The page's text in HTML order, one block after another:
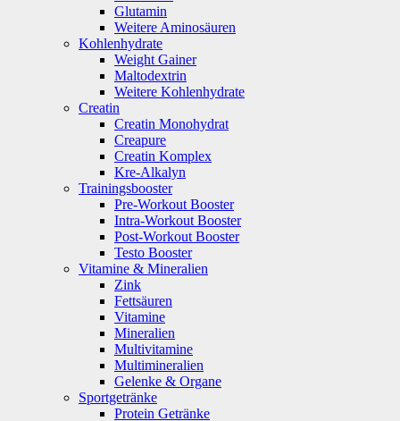
Glutamin
Weitere Aminosäuren
Kohlenhydrate
Weight Gainer
Maltodextrin
Weitere Kohlenhydrate
Creatin
Creatin Monohydrat
Creapure
Creatin Komplex
Kre-Alkalyn
Trainingsbooster
Pre-Workout Booster
Intra-Workout Booster
Post-Workout Booster
Testo Booster
Vitamine & Mineralien
Zink
Fettsäuren
Vitamine
Mineralien
Multivitamine
Multimineralien
Gelenke & Organe
Sportgetränke
Protein Getränke